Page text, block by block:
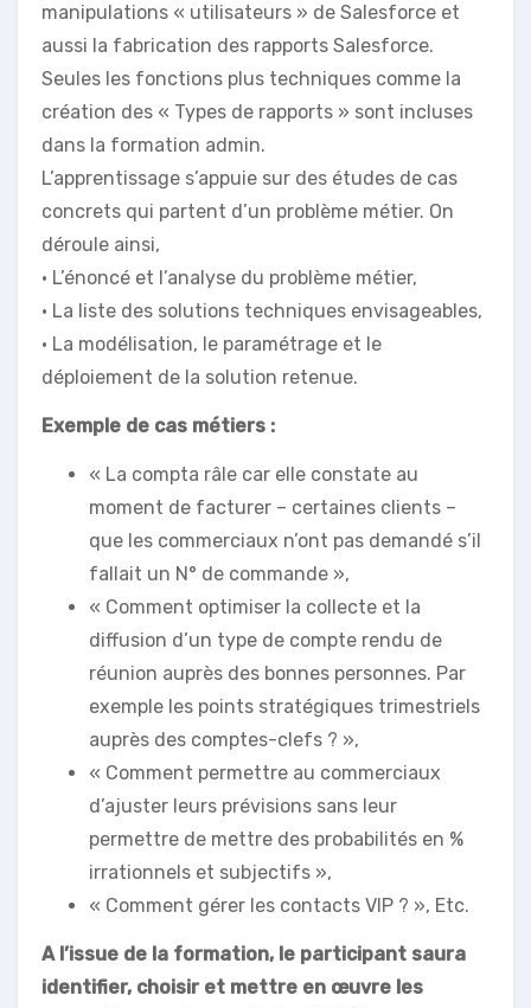
manipulations « utilisateurs » de Salesforce et
aussi la fabrication des rapports Salesforce.
Seules les fonctions plus techniques comme la
création des « Types de rapports » sont incluses
dans la formation admin.
L’apprentissage s’appuie sur des études de cas
concrets qui partent d’un problème métier. On
déroule ainsi,
• L’énoncé et l’analyse du problème métier,
• La liste des solutions techniques envisageables,
• La modélisation, le paramétrage et le
déploiement de la solution retenue.
Exemple de cas métiers :
« La compta râle car elle constate au
moment de facturer – certaines clients –
que les commerciaux n’ont pas demandé s’il
fallait un N° de commande »,
« Comment optimiser la collecte et la
diffusion d’un type de compte rendu de
réunion auprès des bonnes personnes. Par
exemple les points stratégiques trimestriels
auprès des comptes-clefs ? »,
« Comment permettre au commerciaux
d’ajuster leurs prévisions sans leur
permettre de mettre des probabilités en %
irrationnels et subjectifs »,
« Comment gérer les contacts VIP ? », Etc.
A l’issue de la formation, le participant saura
identifier, choisir et mettre en œuvre les